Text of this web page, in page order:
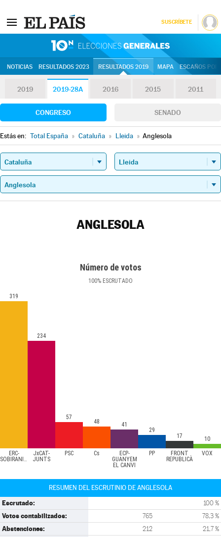
SUSCRÍBETE
NOTICIAS RESULTADOS 2023 RESULTADOS 2019 MAPA ESCAÑOS
2019 2019-28A 2016 2015 2011
CONGRESO SENADO
Estás en: Total España » Cataluña » Lleida » Anglesola
ANGLESOLA
Número de votos
100% ESCRUTADO
ERC-
SOBIRANISTES
JxCAT-
JUNTS
PSC Cs
ECP-
GUANYEM
EL CANVI
PP
FRONT
REPUBLICÀ
VOX
319
234
57
48 41
29
17
10
RESUMEN DEL ESCRUTINIO DE ANGLESOLA
Escrutado: 100 %
Votos contabilizados: 765 78,3 %
Abstenciones: 212 21,7 %